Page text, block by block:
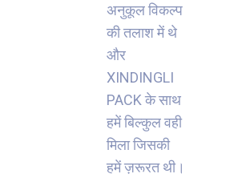
अनुकूल विकल्प
की तलाश में थे
और
XINDINGLI
PACK के साथ
हमें बिल्कुल वही
मिला जिसकी
हमें ज़रूरत थी।